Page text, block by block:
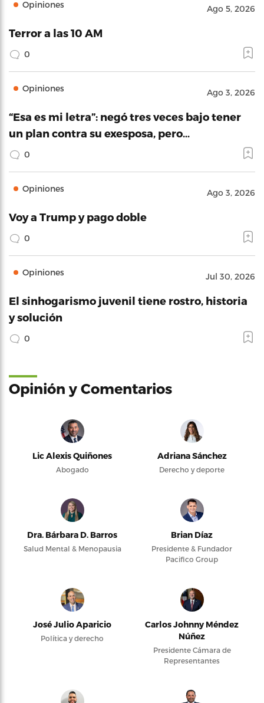
Opiniones Ago 5, 2026
Terror a las 10 AM
0
Opiniones Ago 3, 2026
“Esa es mi letra”: negó tres veces bajo tener
un plan contra su exesposa, pero…
0
Opiniones Ago 3, 2026
Voy a Trump y pago doble
0
Opiniones Jul 30, 2026
El sinhogarismo juvenil tiene rostro, historia
y solución
0
Opinión y Comentarios
Lic Alexis Quiñones
Abogado
Adriana Sánchez
Derecho y deporte
Dra. Bárbara D. Barros
Salud Mental & Menopausia
Brian Díaz
Presidente & Fundador
Pacifico Group
José Julio Aparicio
Política y derecho
Carlos Johnny Méndez
Núñez
Presidente Cámara de
Representantes